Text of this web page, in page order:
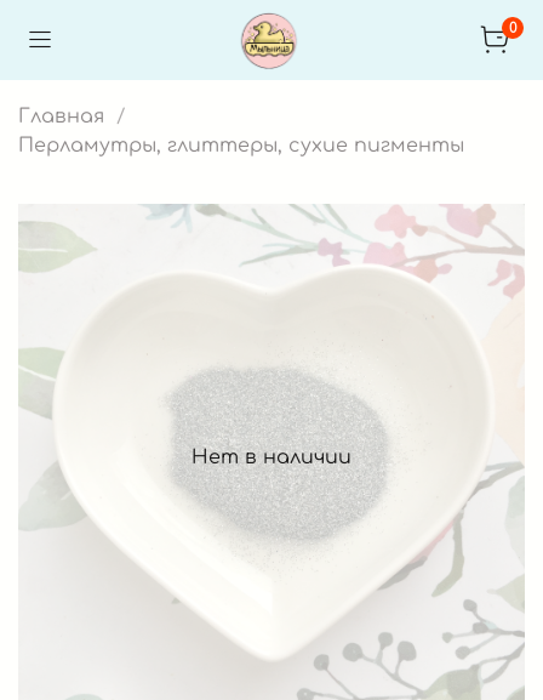
0
Главная
Перламутры, глиттеры, сухие пигменты
Нет в наличии